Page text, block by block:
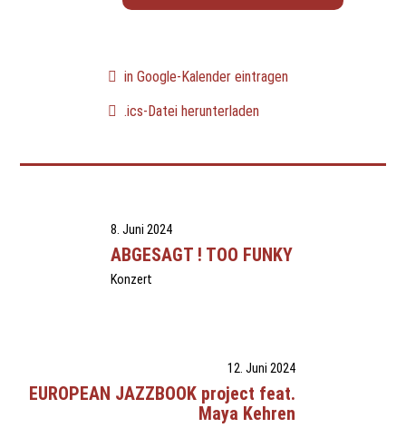
in Google-Kalender eintragen
.ics-Datei herunterladen
8. Juni 2024
ABGESAGT ! TOO FUNKY
Konzert
12. Juni 2024
EUROPEAN JAZZBOOK project feat.
Maya Kehren